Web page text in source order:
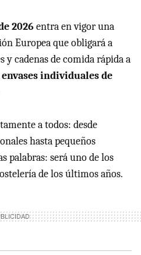
2026entra en vigor una
Europea que obligará a
y cadenas de comida rápida a
envases individuales de
a todos: desde
hasta pequeños
palabras: será uno de los
de los últimos años.